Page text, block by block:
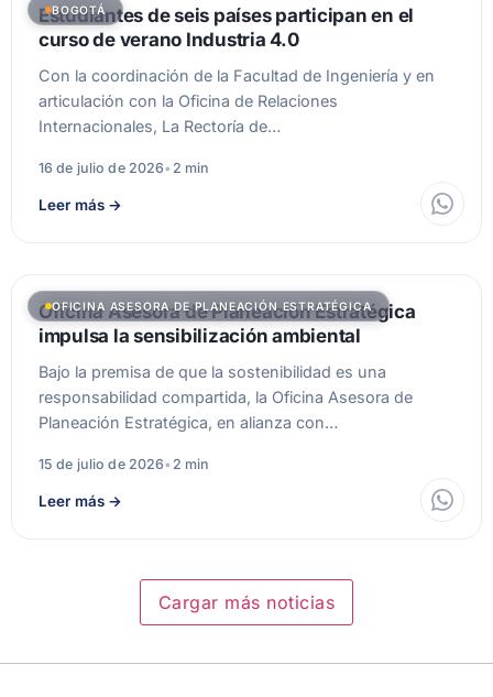
BOGOTÁ
Estudiantes de seis países participan en el
curso de verano Industria 4.0
Con la coordinación de la Facultad de Ingeniería y en
articulación con la Oficina de Relaciones
Internacionales, La Rectoría de…
16 de julio de 2026• 2 min
Leer más →
OFICINA ASESORA DE PLANEACIÓN ESTRATÉGICA
Oficina Asesora de Planeación Estratégica
impulsa la sensibilización ambiental
Bajo la premisa de que la sostenibilidad es una
responsabilidad compartida, la Oficina Asesora de
Planeación Estratégica, en alianza con…
15 de julio de 2026• 2 min
Leer más →
Cargar más noticias